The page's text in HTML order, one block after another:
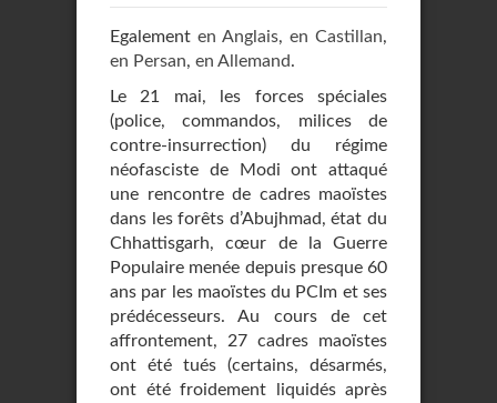
Egalement en Anglais, en Castillan,
en Persan, en Allemand.
Le 21 mai, les forces spéciales
(police, commandos, milices de
contre-insurrection) du régime
néofasciste de Modi ont attaqué
une rencontre de cadres maoïstes
dans les forêts d’Abujhmad, état du
Chhattisgarh, cœur de la Guerre
Populaire menée depuis presque 60
ans par les maoïstes du PCIm et ses
prédécesseurs. Au cours de cet
affrontement, 27 cadres maoïstes
ont été tués (certains, désarmés,
ont été froidement liquidés après